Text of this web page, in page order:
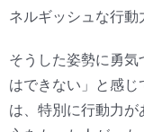
ネルギッシュな行動
そうした姿勢に勇気
はできない」と感
は、特別に行動力